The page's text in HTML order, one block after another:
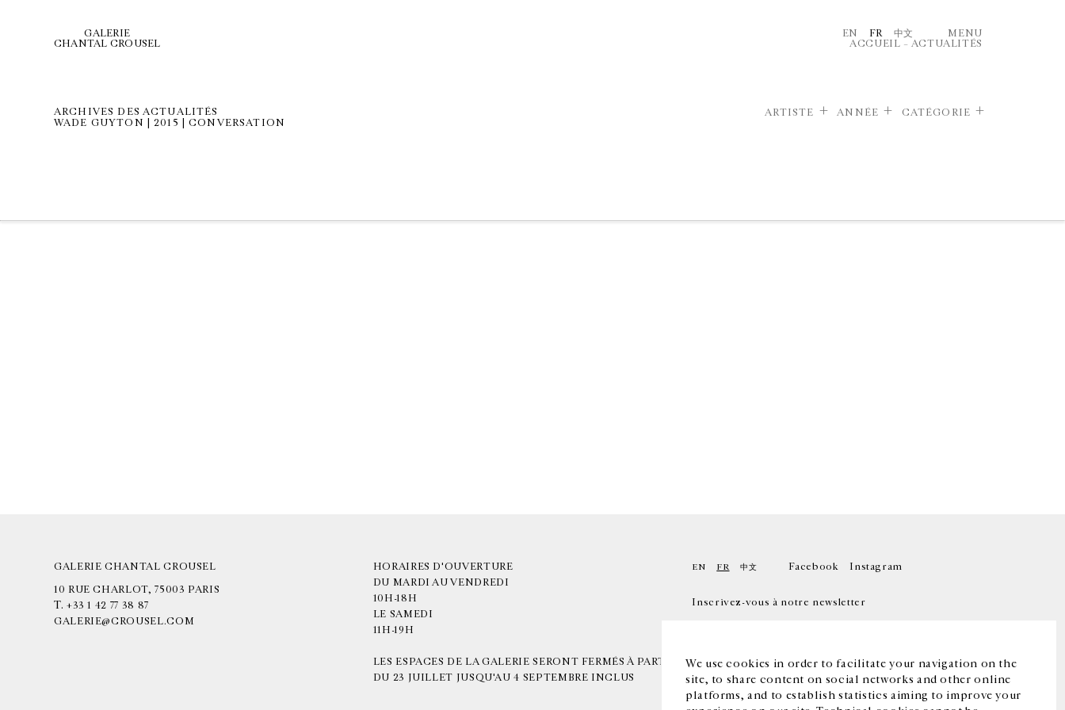
We use cookies in order to facilitate your navigation on the
site, to share content on social networks and other online
platforms, and to establish statistics aiming to improve your
GALERIE
CHANTAL CROUSEL
EN FR 中文
MENU
ACCUEIL – ACTUALITÉS
ARCHIVES DES ACTUALITÉS
WADE GUYTON | 2015 | CONVERSATION
ARTISTE ANNÉE CATÉGORIE
GALERIE CHANTAL CROUSEL
10 RUE CHARLOT, 75003 PARIS
T. +33 1 42 77 38 87
GALERIE@CROUSEL.COM
HORAIRES D'OUVERTURE
DU MARDI AU VENDREDI
10H-18H
LE SAMEDI
11H-19H
LES ESPACES DE LA GALERIE SERONT FERMÉS À PARTIR
DU 23 JUILLET JUSQU'AU 4 SEPTEMBRE INCLUS
EN FR 中文 Facebook Instagram
Inscrivez-vous à notre newsletter